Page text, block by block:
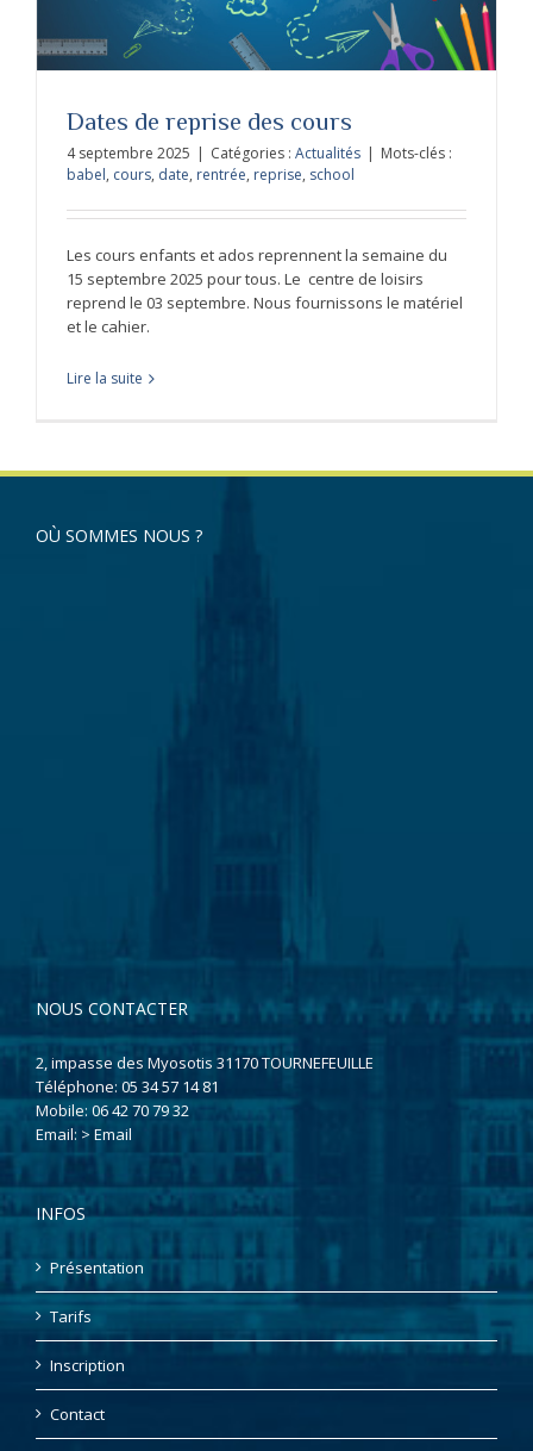
Dates de reprise des cours
4 septembre 2025 | Catégories : Actualités | Mots-clés :
babel, cours, date, rentrée, reprise, school
Les cours enfants et ados reprennent la semaine du
15 septembre 2025 pour tous. Le centre de loisirs
reprend le 03 septembre. Nous fournissons le matériel
et le cahier.
Lire la suite
OÙ SOMMES NOUS ?
NOUS CONTACTER
2, impasse des Myosotis 31170 TOURNEFEUILLE
Téléphone: 05 34 57 14 81
Mobile: 06 42 70 79 32
Email: > Email
INFOS
Présentation
Tarifs
Inscription
Contact